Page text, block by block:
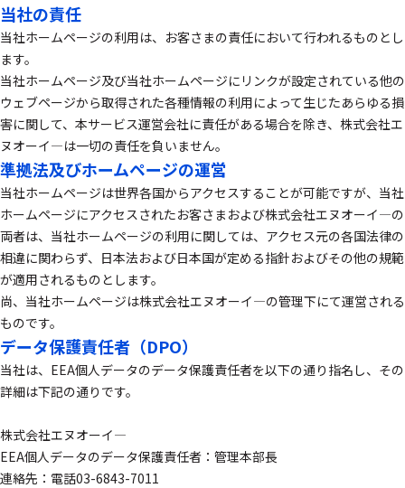
当社の責任
当社ホームページの利用は、お客さまの責任において行われるものとし
ます。
当社ホームページ及び当社ホームページにリンクが設定されている他の
ウェブページから取得された各種情報の利用によって生じたあらゆる損
害に関して、本サービス運営会社に責任がある場合を除き、株式会社エ
ヌオーイ―は一切の責任を負いません。
準拠法及びホームページの運営
当社ホームページは世界各国からアクセスすることが可能ですが、当社
ホームページにアクセスされたお客さまおよび株式会社エヌオーイ―の
両者は、当社ホームページの利用に関しては、アクセス元の各国法律の
相違に関わらず、日本法および日本国が定める指針およびその他の規範
が適用されるものとします。
尚、当社ホームページは株式会社エヌオーイ―の管理下にて運営される
ものです。
データ保護責任者（DPO）
当社は、EEA個人データのデータ保護責任者を以下の通り指名し、その
詳細は下記の通りです。
株式会社エヌオーイ―
EEA個人データのデータ保護責任者：管理本部長
連絡先：電話03-6843-7011